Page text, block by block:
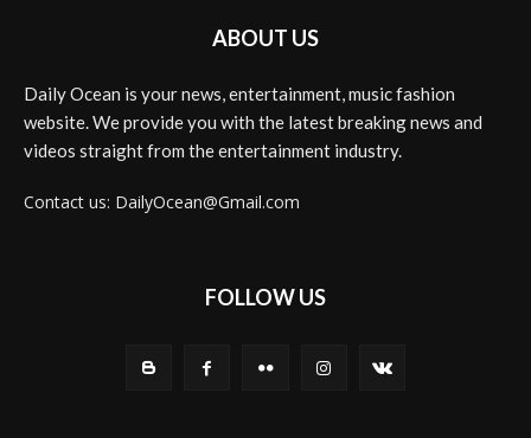
ABOUT US
Daily Ocean is your news, entertainment, music fashion
website. We provide you with the latest breaking news and
videos straight from the entertainment industry.
Contact us: DailyOcean@Gmail.com
FOLLOW US